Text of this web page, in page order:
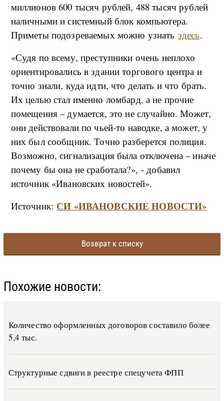
миллионов 600 тысяч рублей, 488 тысяч рублей
наличными и системный блок компьютера.
Приметы подозреваемых можно узнать здесь.
«Судя по всему, преступники очень неплохо
ориентировались в здании торгового центра и
точно знали, куда идти, что делать и что брать.
Их целью стал именно ломбард, а не прочие
помещения – думается, это не случайно. Может,
они действовали по чьей-то наводке, а может, у
них был сообщник. Точно разберется полиция.
Возможно, сигнализация была отключена – иначе
почему бы она не сработала?», - добавил
источник «Ивановских новостей».
Источник: СИ «ИВАНОВСКИЕ НОВОСТИ»
Возврат к списку
Похожие новости:
Количество оформленных договоров составило более
5,4 тыс.
Структурные сдвиги в реестре спецучета ФПП